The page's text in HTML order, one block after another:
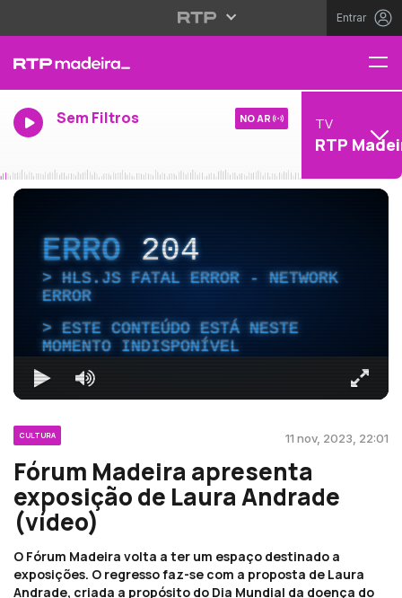
Entrar
Sem Filtros NO AR TV
RTP
ERRO204
HLS.JS FATAL ERROR - NETWORK
ERROR
ESTE CONTEÚDO ESTÁ NESTE
MOMENTO INDISPONÍVEL
CULTURA 11 nov, 2023, 22:01
Fórum Madeira apresenta
exposição de Laura Andrade
(vídeo)
O Fórum Madeira volta a ter um espaço destinado a
exposições. O regresso faz-se com a proposta de Laura
Andrade, criada a propósito do Dia Mundial da doença do